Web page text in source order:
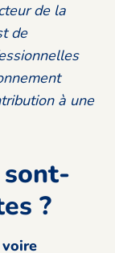
de la
de
à une
?